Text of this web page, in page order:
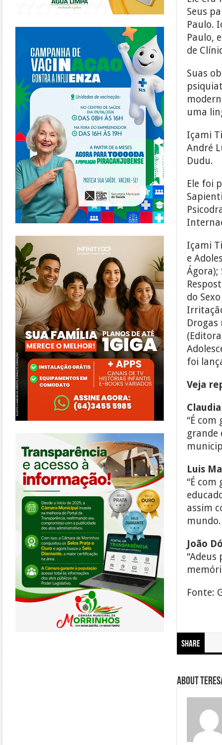
Seus
Paulo.
Paulo,
de
Suas
uma
Içami
André
Dudu.
Ele foi
Içami
e
Ágora);
do
Drogas
foi
Veja
“É
grande
Luis
“É
assim
João
Fonte:
Share
About
https://piracanjuba.go.gov.br/
https://www.infinitygo.com.br/
https://morrinhos.go.leg.br/